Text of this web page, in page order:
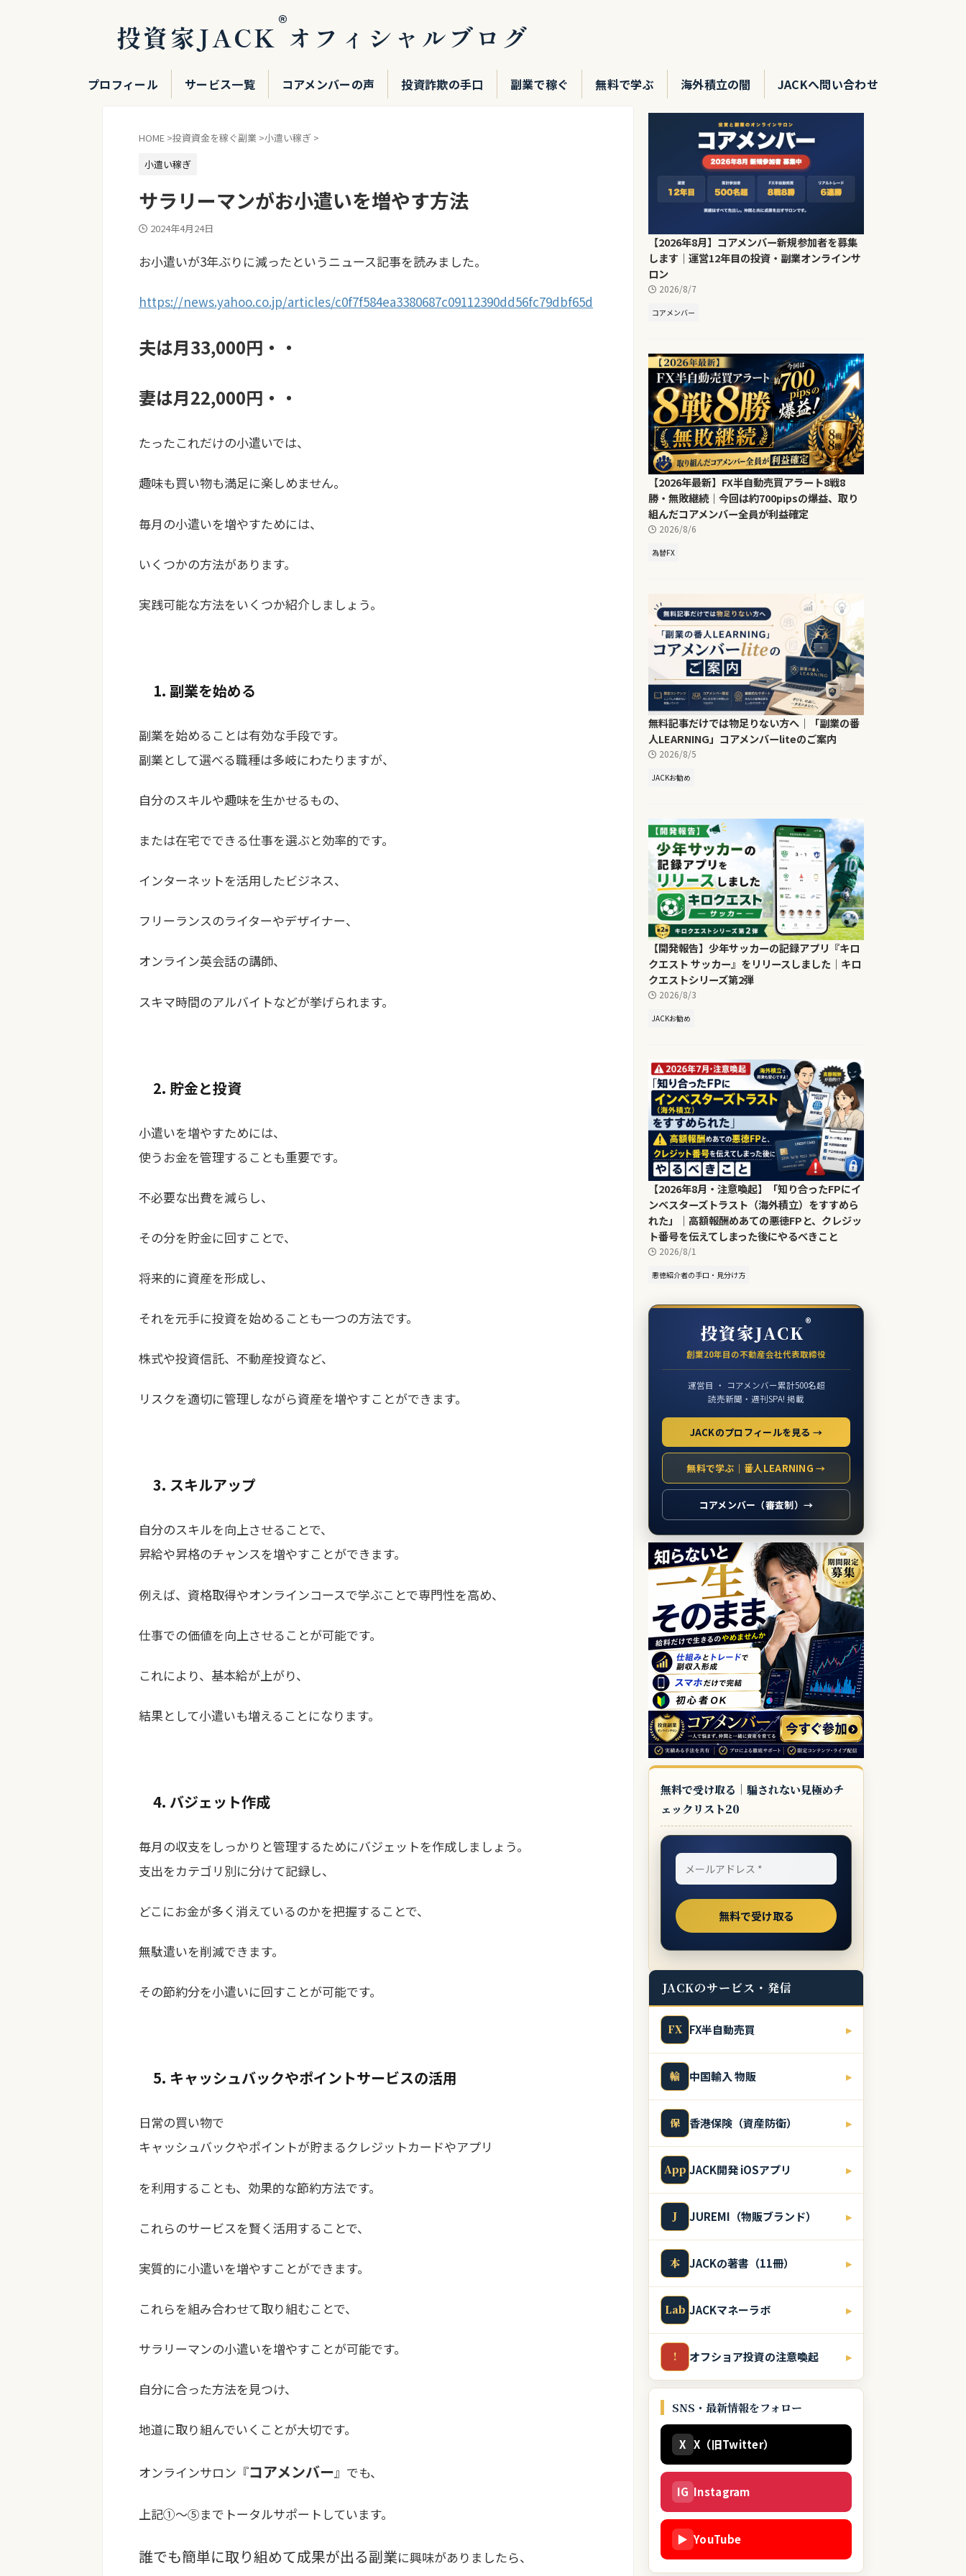
投資家JACK®オフィシャルブログ
プロフィール サービス一覧 コアメンバーの声 投資詐欺の手口 副業で稼ぐ 無料で学ぶ 海外積立の闇 JACKへ問い合わせ
HOME >投資資金を稼ぐ副業 >小遣い稼ぎ >
小遣い稼ぎ
サラリーマンがお小遣いを増やす方法
2024年4月24日
お小遣いが3年ぶりに減ったというニュース記事を読みました。
https://news.yahoo.co.jp/articles/c0f7f584ea3380687c09112390dd56fc79dbf65d
夫は月33,000円・・
妻は月22,000円・・
たったこれだけの小遣いでは、
趣味も買い物も満足に楽しめません。
毎月の小遣いを増やすためには、
いくつかの方法があります。
実践可能な方法をいくつか紹介しましょう。
1. 副業を始める
副業を始めることは有効な手段です。
副業として選べる職種は多岐にわたりますが、
自分のスキルや趣味を生かせるもの、
または在宅でできる仕事を選ぶと効率的です。
インターネットを活用したビジネス、
フリーランスのライターやデザイナー、
オンライン英会話の講師、
スキマ時間のアルバイトなどが挙げられます。
2. 貯金と投資
小遣いを増やすためには、
使うお金を管理することも重要です。
不必要な出費を減らし、
その分を貯金に回すことで、
将来的に資産を形成し、
それを元手に投資を始めることも一つの方法です。
株式や投資信託、不動産投資など、
リスクを適切に管理しながら資産を増やすことができます。
3. スキルアップ
自分のスキルを向上させることで、
昇給や昇格のチャンスを増やすことができます。
例えば、資格取得やオンラインコースで学ぶことで専門性を高め、
仕事での価値を向上させることが可能です。
これにより、基本給が上がり、
結果として小遣いも増えることになります。
4. バジェット作成
毎月の収支をしっかりと管理するためにバジェットを作成しましょう。
支出をカテゴリ別に分けて記録し、
どこにお金が多く消えているのかを把握することで、
無駄遣いを削減できます。
その節約分を小遣いに回すことが可能です。
5. キャッシュバックやポイントサービスの活用
日常の買い物で
キャッシュバックやポイントが貯まるクレジットカードやアプリ
を利用することも、効果的な節約方法です。
これらのサービスを賢く活用することで、
実質的に小遣いを増やすことができます。
これらを組み合わせて取り組むことで、
サラリーマンの小遣いを増やすことが可能です。
自分に合った方法を見つけ、
地道に取り組んでいくことが大切です。
オンラインサロン『コアメンバー』でも、
上記①〜⑤までトータルサポートしています。
誰でも簡単に取り組めて成果が出る副業に興味がありましたら、
【2026年8月】コアメンバー新規参加者を募集
します｜運営12年目の投資・副業オンラインサ
ロン
2026/8/7
コアメンバー
【2026年最新】FX半自動売買アラート8戦8
勝・無敗継続｜今回は約700pipsの爆益、取り
組んだコアメンバー全員が利益確定
2026/8/6
為替FX
無料記事だけでは物足りない方へ｜「副業の番
人LEARNING」コアメンバーliteのご案内
2026/8/5
JACKお勧め
【開発報告】少年サッカーの記録アプリ『キロ
クエスト サッカー』をリリースしました｜キロ
クエストシリーズ第2弾
2026/8/3
JACKお勧め
【2026年8月・注意喚起】「知り合ったFPにイ
ンベスターズトラスト（海外積立）をすすめら
れた」｜高額報酬めあての悪徳FPと、クレジッ
ト番号を伝えてしまった後にやるべきこと
2026/8/1
悪徳紹介者の手口・見分け方
投資家JACK®
創業20年目の不動産会社代表取締役
運営目 ・ コアメンバー累計500名超
読売新聞・週刊SPA! 掲載
JACKのプロフィールを見る →
無料で学ぶ｜番人LEARNING →
コアメンバー（審査制）→
無料で受け取る｜騙されない見極めチ
ェックリスト20
JACKのサービス・発信
FX FX半自動売買 ▸
輸 中国輸入 物販 ▸
保 香港保険（資産防衛） ▸
App JACK開発 iOSアプリ ▸
J JUREMI（物販ブランド） ▸
本 JACKの著書（11冊） ▸
Lab JACKマネーラボ ▸
! オフショア投資の注意喚起 ▸
SNS・最新情報をフォロー
X X（旧Twitter）
IG Instagram
▶ YouTube